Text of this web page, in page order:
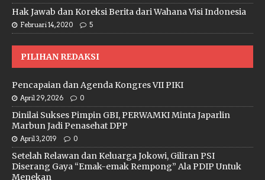
Hak Jawab dan Koreksi Berita dari Wahana Visi Indonesia
Februari 14, 2020 5
PILIHAN REDAKSI
Pencapaian dan Agenda Kongres VII PIKI
April 29, 2026 0
Dinilai Sukses Pimpin GBI, PERWAMKI Minta Japarlin
Marbun Jadi Penasehat DPP
April 3, 2019 0
Setelah Relawan dan Keluarga Jokowi, Giliran PSI
Diserang Gaya “Emak-emak Rempong” Ala PDIP Untuk
Menekan